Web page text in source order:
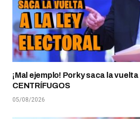
¡Mal ejemplo! Porky saca la vuelta
CENTRÍFUGOS
05/08/2026